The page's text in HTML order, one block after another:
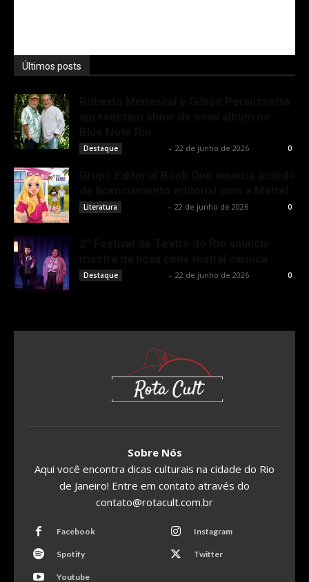
Últimos posts
Destaque - 22 de junho de 2026 0
Literatura - 22 de junho de 2026 0
Destaque - 22 de junho de 2026 0
Sobre Nós
Aqui você encontra dicas culturais na cidade do Rio
de Janeiro! Entre em contato através do
contato@rotacult.com.br
Facebook Instagram
Spotify Twitter
Youtube